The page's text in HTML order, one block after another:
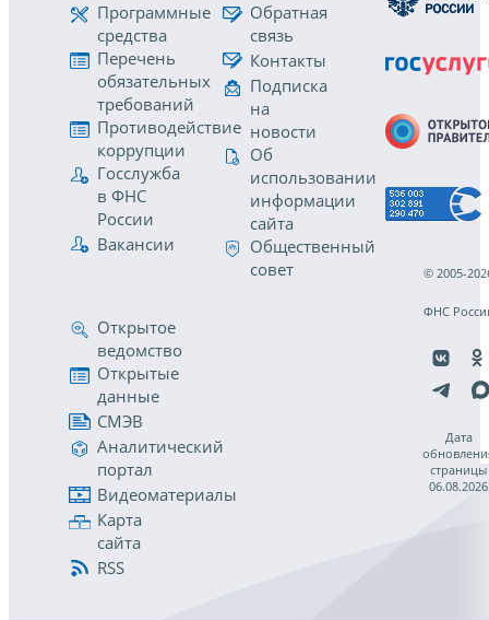
Программные
средства
Перечень
обязательных
требований
Противодействие
коррупции
Госслужба
в ФНС
России
Вакансии
Обратная
связь
Контакты
Подписка
на
новости
Об
использовании
информации
сайта
Общественный
совет
Открытое
ведомство
Открытые
данные
СМЭВ
Аналитический
портал
Видеоматериалы
Карта
сайта
RSS
© 2005-
ФНС
Дата
страницы
06.08.2026